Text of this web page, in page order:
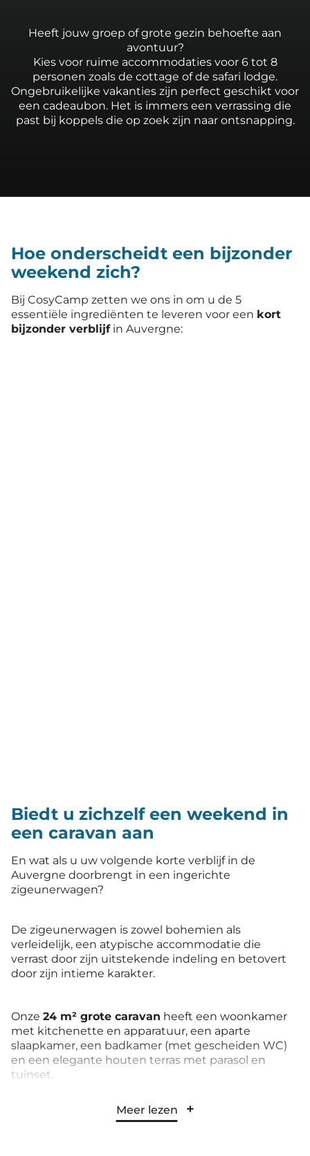
Heeft jouw groep of grote gezin behoefte aan
avontuur?
Kies voor ruime accommodaties voor 6 tot 8
personen zoals de cottage of de safari lodge.
Ongebruikelijke vakanties zijn perfect geschikt voor
een cadeaubon. Het is immers een verrassing die
past bij koppels die op zoek zijn naar ontsnapping.
Hoe onderscheidt een bijzonder
weekend zich?
Bij CosyCamp zetten we ons in om u de 5
essentiële ingrediënten te leveren voor een kort
bijzonder verblijfin Auvergne:
Biedt u zichzelf een weekend in
een caravan aan
En wat als u uw volgende korte verblijf in de
Auvergne doorbrengt in een ingerichte
zigeunerwagen?
De zigeunerwagen is zowel bohemien als
verleidelijk, een atypische accommodatie die
verrast door zijn uitstekende indeling en betovert
door zijn intieme karakter.
Meer lezen
Onze 24 m² grote caravan heeft een woonkamer
met kitchenette en apparatuur, een aparte
slaapkamer, een badkamer (met gescheiden WC)
en een elegante houten terras met parasol en
tuinset.
2 tot 4 personen
, richt het zich op